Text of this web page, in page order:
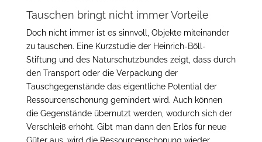
Tauschen bringt nicht immer Vorteile
Doch nicht immer ist es sinnvoll, Objekte miteinander
zu tauschen. Eine Kurzstudie der Heinrich-Böll-
Stiftung und des Naturschutzbundes zeigt, dass durch
den Transport oder die Verpackung der
Tauschgegenstände das eigentliche Potential der
Ressourcenschonung gemindert wird. Auch können
die Gegenstände übernutzt werden, wodurch sich der
Verschleiß erhöht. Gibt man dann den Erlös für neue